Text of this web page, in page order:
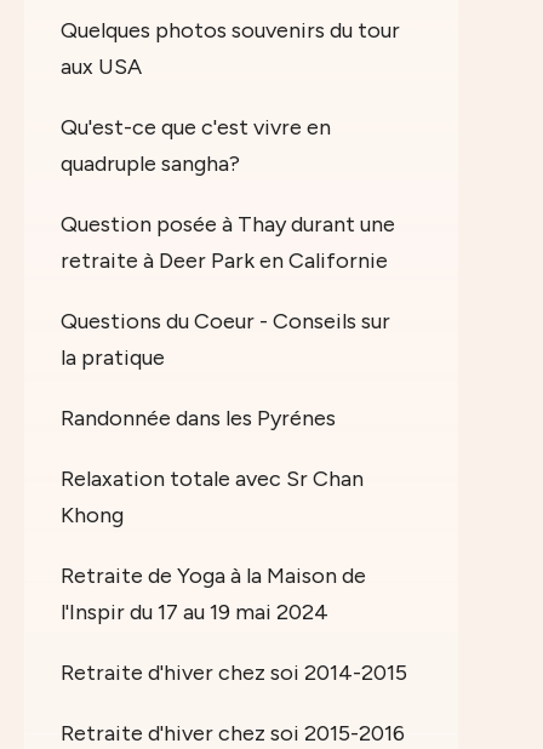
Quelques photos souvenirs du tour
aux USA
Qu'est-ce que c'est vivre en
quadruple sangha?
Question posée à Thay durant une
retraite à Deer Park en Californie
Questions du Coeur - Conseils sur
la pratique
Randonnée dans les Pyrénes
Relaxation totale avec Sr Chan
Khong
Retraite de Yoga à la Maison de
l'Inspir du 17 au 19 mai 2024
Retraite d'hiver chez soi 2014-2015
Retraite d'hiver chez soi 2015-2016